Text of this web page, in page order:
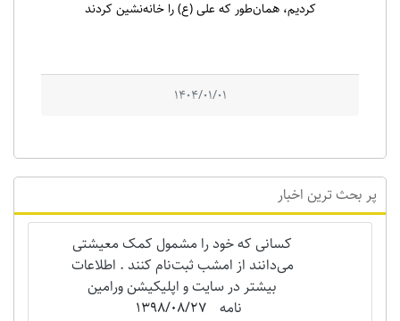
کردیم، همان‌طور که علی (ع) را خانه‌نشین کردند
1404/01/01
پر بحث ترین اخبار
کسانی که خود را مشمول کمک معیشتی
می‌دانند از امشب ثبت‌نام کنند . اطلاعات
بیشتر در سایت و اپلیکیشن ورامین
نامه 1398/08/27